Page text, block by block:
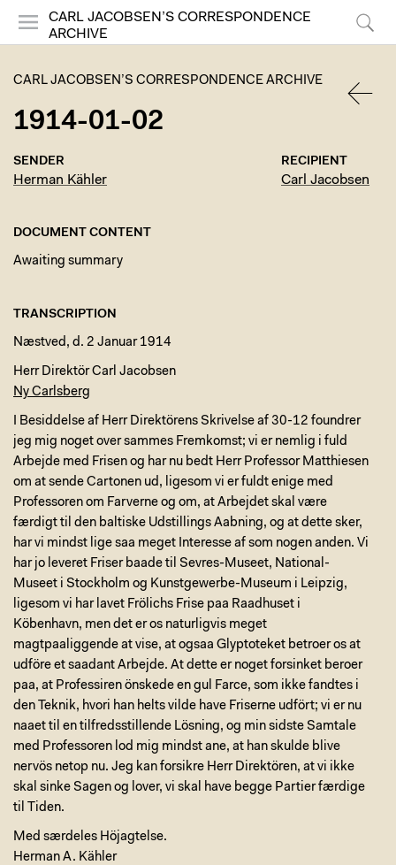
CARL JACOBSEN’S CORRESPONDENCE
ARCHIVE
CARL JACOBSEN’S CORRESPONDENCE ARCHIVE
1914-01-02
SENDER
Herman Kähler
RECIPIENT
Carl Jacobsen
DOCUMENT CONTENT
Awaiting summary
TRANSCRIPTION
Næstved, d. 2 Januar 1914
Herr Direktör Carl Jacobsen
Ny Carlsberg
I Besiddelse af Herr Direktörens Skrivelse af 30-12 foundrer
jeg mig noget over sammes Fremkomst; vi er nemlig i fuld
Arbejde med Frisen og har nu bedt Herr Professor Matthiesen
om at sende Cartonen ud, ligesom vi er fuldt enige med
Professoren om Farverne og om, at Arbejdet skal være
færdigt til den baltiske Udstillings Aabning, og at dette sker,
har vi mindst lige saa meget Interesse af som nogen anden. Vi
har jo leveret Friser baade til Sevres-Museet, National-
Museet i Stockholm og Kunstgewerbe-Museum i Leipzig,
ligesom vi har lavet Frölichs Frise paa Raadhuset i
Köbenhavn, men det er os naturligvis meget
magtpaaliggende at vise, at ogsaa Glyptoteket betroer os at
udföre et saadant Arbejde. At dette er noget forsinket beroer
paa, at Professiren önskede en gul Farce, som ikke fandtes i
den Teknik, hvori han helts vilde have Friserne udfört; vi er nu
naaet til en tilfredsstillende Lösning, og min sidste Samtale
med Professoren lod mig mindst ane, at han skulde blive
nervös netop nu. Jeg kan forsikre Herr Direktören, at vi ikke
skal sinke Sagen og lover, vi skal have begge Partier færdige
til Tiden.
Med særdeles Höjagtelse.
Herman A. Kähler